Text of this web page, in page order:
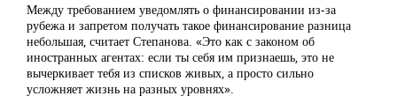
Между требованием уведомлять о финансировании из-за
рубежа и запретом получать такое финансирование разница
небольшая, считает Степанова. «Это как с законом об
иностранных агентах: если ты себя им признаешь, это не
вычеркивает тебя из списков живых, а просто сильно
усложняет жизнь на разных уровнях».